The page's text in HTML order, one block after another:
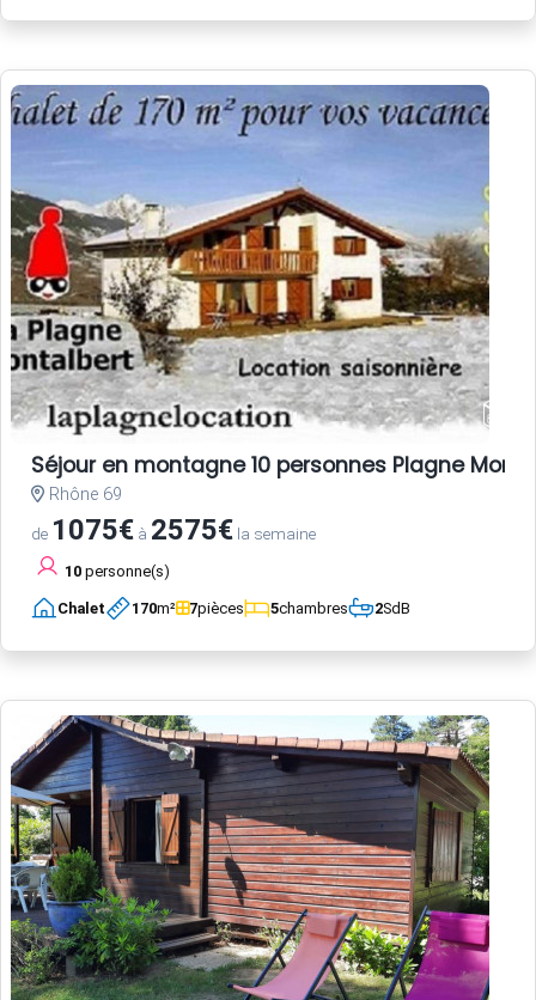
Séjour en montagne 10 personnes Plagne
Rhône 69
de 1075€ à 2575€ la semaine
10 personne(s)
Chalet 170m² 7pièces 5chambres 2SdB